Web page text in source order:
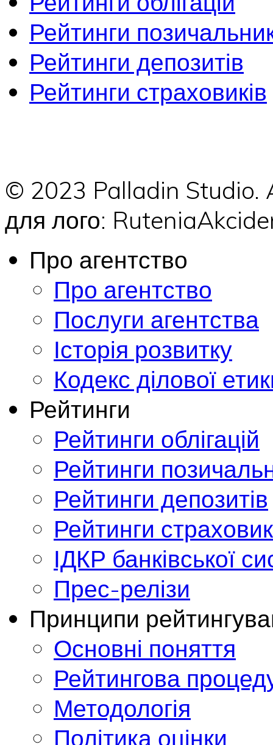
Рейтинги
Рейтинги депозитів
Рейтинги страховиків
© 2023 Palladin
для лого:
Про агентство
Про агентство
Послуги агентства
Історія розвитку
Кодекс ділової
Рейтинги
Рейтинги облігацій
Рейтинги
Рейтинги депозитів
Рейтинги
ІДКР банківської
Прес-релізи
Принципи
Основні поняття
Рейтингова
Методологія
Політика оцінки